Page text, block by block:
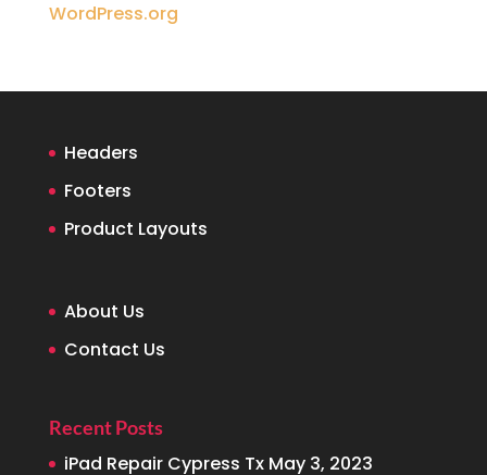
WordPress.org
Headers
Footers
Product Layouts
About Us
Contact Us
Recent Posts
iPad Repair Cypress Tx May 3, 2023